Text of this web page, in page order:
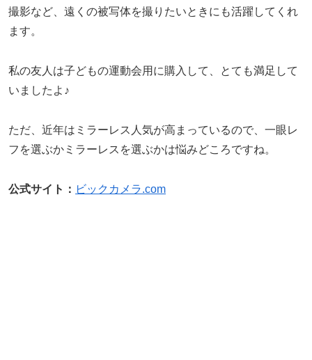
撮影など、遠くの被写体を撮りたいときにも活躍してくれ
ます。
私の友人は子どもの運動会用に購入して、とても満足して
いましたよ♪
ただ、近年はミラーレス人気が高まっているので、一眼レ
フを選ぶかミラーレスを選ぶかは悩みどころですね。
公式サイト： ビックカメラ.com